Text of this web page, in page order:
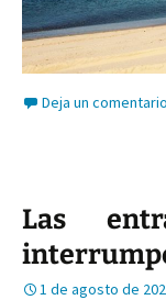
Deja un comentario
Las
1 de agosto de